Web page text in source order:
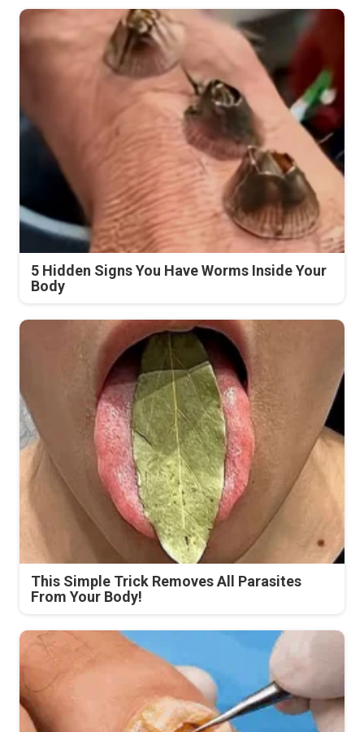
5 Hidden Signs You Have Worms Inside Your
Body
This Simple Trick Removes All Parasites
From Your Body!